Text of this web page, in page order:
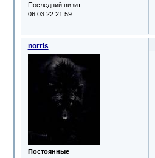
Последний визит:
06.03.22 21:59
norris
Постоянные